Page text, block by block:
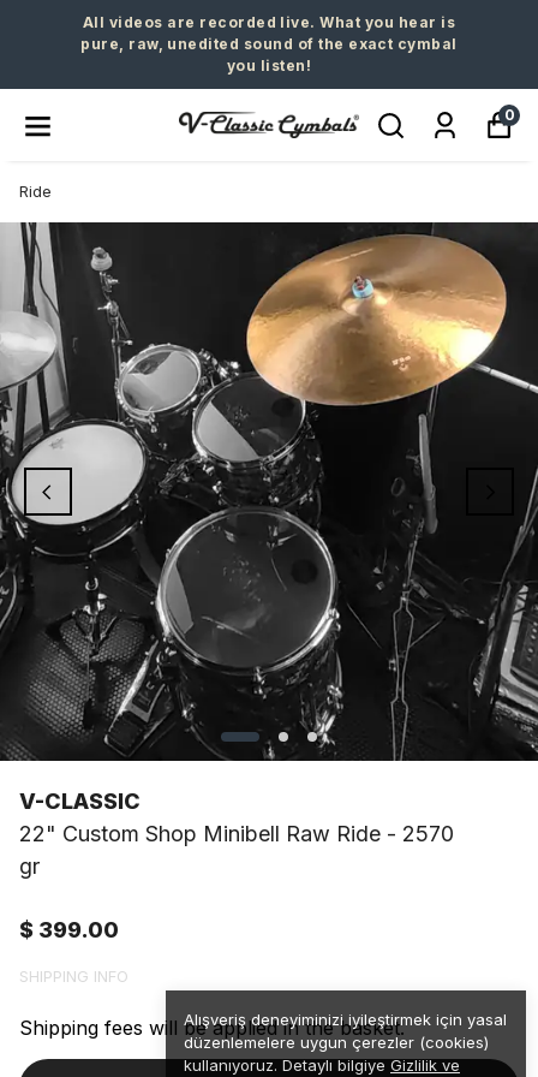
All videos are recorded live. What you hear is
pure, raw, unedited sound of the exact cymbal
you listen!
0
Alışveriş deneyiminizi iyileştirmek için yasal
düzenlemelere uygun çerezler (cookies)
kullanıyoruz. Detaylı bilgiyeGizlilik ve
Ride
V-CLASSIC
22" Custom Shop Minibell Raw Ride - 2570
gr
$ 399.00
SHIPPING INFO
Shipping fees will be applied in the basket.